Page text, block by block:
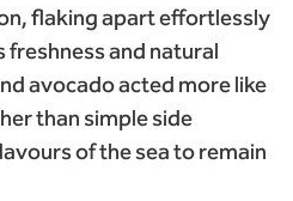
flaking apart effortlessly
freshness and natural
avocado acted more like
than simple side
of the sea to remain